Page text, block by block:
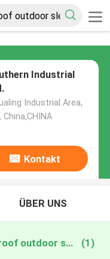
Industrial
Industrial Area,
Kontakt
ÜBER UNS
survival emergency waterproof outdoor sleeping bag online manufacture (1)